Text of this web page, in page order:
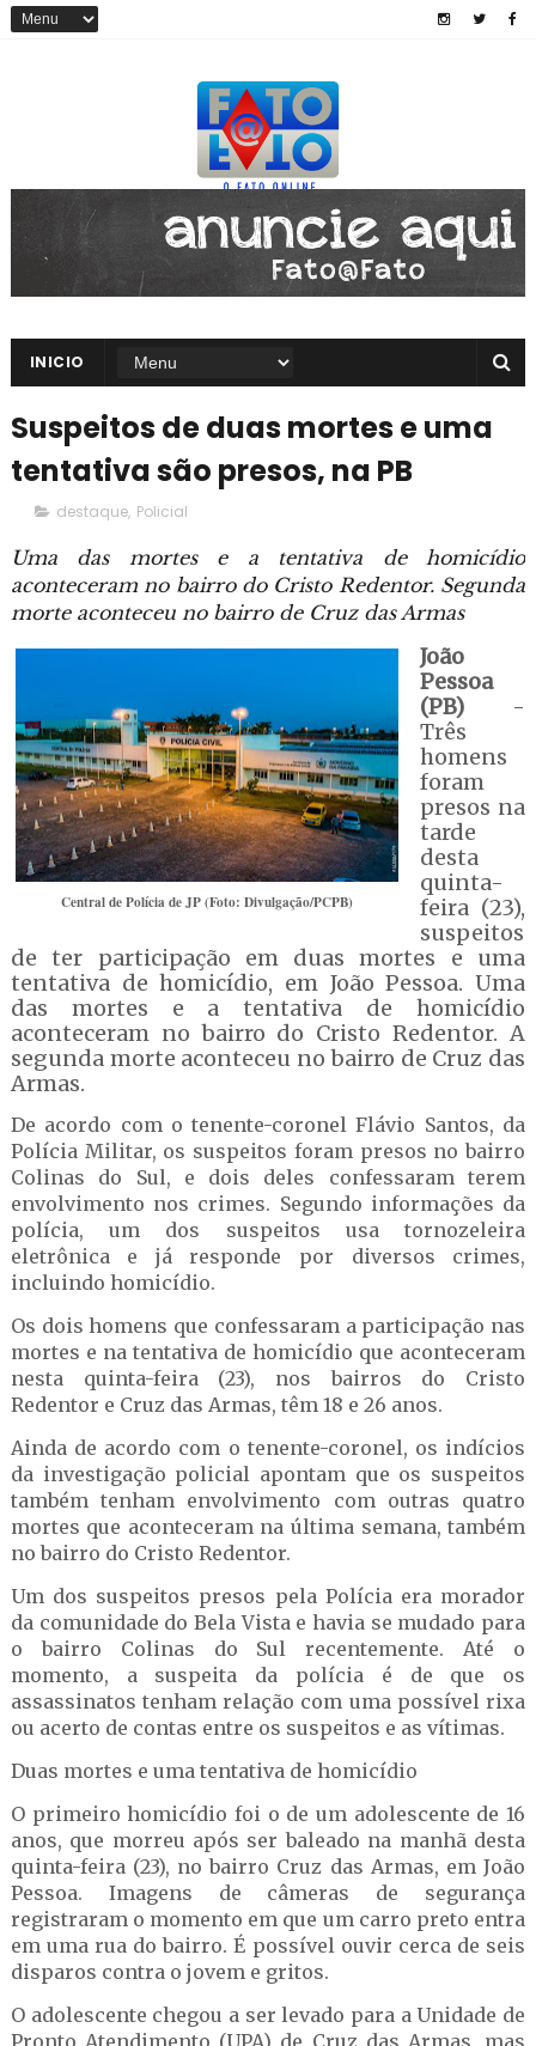
INICIO
Suspeitos de duas mortes e uma
tentativa são presos, na PB
destaque, Policial
Uma das mortes e a tentativa de homicídio
aconteceram no bairro do Cristo Redentor. Segunda
morte aconteceu no bairro de Cruz das Armas
Central de Polícia de JP (Foto: Divulgação/PCPB)
João
Pessoa
(PB)-
Três
homens
foram
presos na
tarde
desta
quinta-
feira (23),
suspeitos
de ter participação em duas mortes e uma
tentativa de homicídio, em João Pessoa. Uma
das mortes e a tentativa de homicídio
aconteceram no bairro do Cristo Redentor. A
segunda morte aconteceu no bairro de Cruz das
Armas.
De acordo com o tenente-coronel Flávio Santos, da
Polícia Militar, os suspeitos foram presos no bairro
Colinas do Sul, e dois deles confessaram terem
envolvimento nos crimes. Segundo informações da
polícia, um dos suspeitos usa tornozeleira
eletrônica e já responde por diversos crimes,
incluindo homicídio.
Os dois homens que confessaram a participação nas
mortes e na tentativa de homicídio que aconteceram
nesta quinta-feira (23), nos bairros do Cristo
Redentor e Cruz das Armas, têm 18 e 26 anos.
Ainda de acordo com o tenente-coronel, os indícios
da investigação policial apontam que os suspeitos
também tenham envolvimento com outras quatro
mortes que aconteceram na última semana, também
no bairro do Cristo Redentor.
Um dos suspeitos presos pela Polícia era morador
da comunidade do Bela Vista e havia se mudado para
o bairro Colinas do Sul recentemente. Até o
momento, a suspeita da polícia é de que os
assassinatos tenham relação com uma possível rixa
ou acerto de contas entre os suspeitos e as vítimas.
Duas mortes e uma tentativa de homicídio
O primeiro homicídio foi o de um adolescente de 16
anos, que morreu após ser baleado na manhã desta
quinta-feira (23), no bairro Cruz das Armas, em João
Pessoa. Imagens de câmeras de segurança
registraram o momento em que um carro preto entra
em uma rua do bairro. É possível ouvir cerca de seis
disparos contra o jovem e gritos.
O adolescente chegou a ser levado para a Unidade de
Pronto Atendimento (UPA) de Cruz das Armas, mas